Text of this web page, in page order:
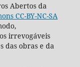
Abertos da
CC-BY-NC-SA
irrevogáveis
das obras e da